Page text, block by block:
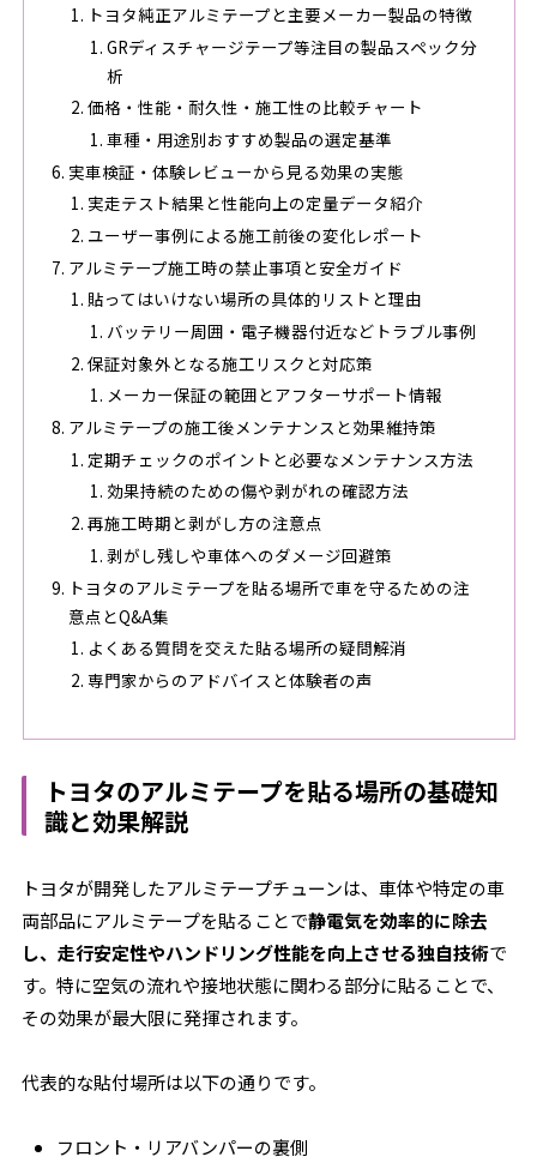
トヨタ純正アルミテープと主要メーカー製品の特徴
GRディスチャージテープ等注目の製品スペック分
析
価格・性能・耐久性・施工性の比較チャート
車種・用途別おすすめ製品の選定基準
実車検証・体験レビューから見る効果の実態
実走テスト結果と性能向上の定量データ紹介
ユーザー事例による施工前後の変化レポート
アルミテープ施工時の禁止事項と安全ガイド
貼ってはいけない場所の具体的リストと理由
バッテリー周囲・電子機器付近などトラブル事例
保証対象外となる施工リスクと対応策
メーカー保証の範囲とアフターサポート情報
アルミテープの施工後メンテナンスと効果維持策
定期チェックのポイントと必要なメンテナンス方法
効果持続のための傷や剥がれの確認方法
再施工時期と剥がし方の注意点
剥がし残しや車体へのダメージ回避策
トヨタのアルミテープを貼る場所で車を守るための注
意点とQ&A集
よくある質問を交えた貼る場所の疑問解消
専門家からのアドバイスと体験者の声
トヨタのアルミテープを貼る場所の基礎知
識と効果解説
トヨタが開発したアルミテープチューンは、車体や特定の車
両部品にアルミテープを貼ることで静電気を効率的に除去
し、走行安定性やハンドリング性能を向上させる独自技術で
す。特に空気の流れや接地状態に関わる部分に貼ることで、
その効果が最大限に発揮されます。
代表的な貼付場所は以下の通りです。
フロント・リアバンパーの裏側